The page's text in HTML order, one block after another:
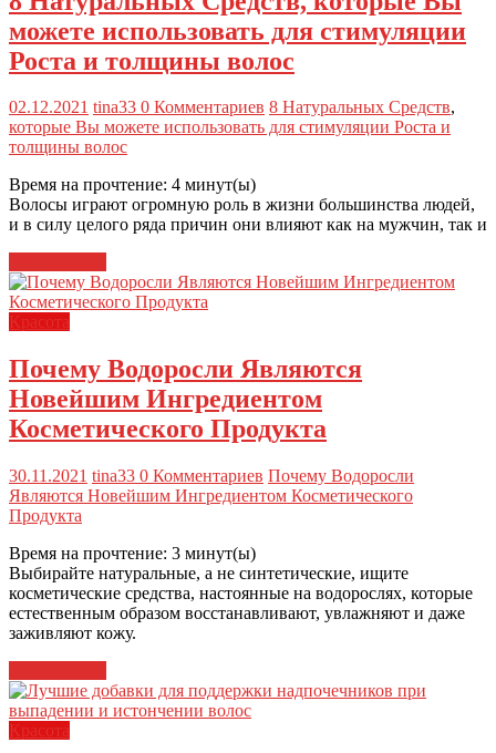
можете использовать для стимуляции
Роста и толщины волос
02.12.2021 tina33 0 Комментариев 8 Натуральных Средств,
которые Вы можете использовать для стимуляции Роста и
толщины волос
Время на прочтение: 4 минут(ы)
Волосы играют огромную роль в жизни большинства людей,
и в силу целого ряда причин они влияют как на мужчин, так и
Красота
Почему Водоросли Являются
Новейшим Ингредиентом
Косметического Продукта
30.11.2021 tina33 0 Комментариев Почему Водоросли
Являются Новейшим Ингредиентом Косметического
Продукта
Время на прочтение: 3 минут(ы)
Выбирайте натуральные, а не синтетические, ищите
косметические средства, настоянные на водорослях, которые
естественным образом восстанавливают, увлажняют и даже
заживляют кожу.
Красота